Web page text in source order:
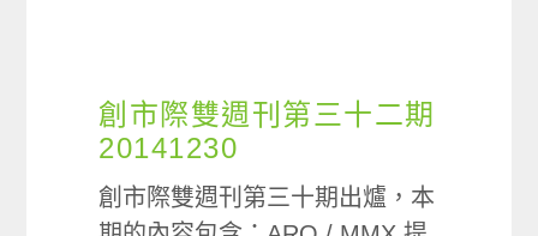
創市際雙週刊第三十二期
20141230
創市際雙週刊第三十期出爐，本